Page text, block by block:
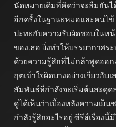
นัดหมายเดิมที่คิดว่าจะลืมกัน
อีกครั้งในฐานะหมอและคนไ
ปะทะกับความรับผิดชอบในห
ของเธอ ยิ่งทำให้บรรยากาศร
ด้วยความรู้สึกที่ไม่กล้าพูดออ
ฤตเข้าใจผิดบางอย่างเกี่ยวกับ
สัมพันธ์ที่กำลังจะเริ่มต้นสะดุด
ดูได้เห็นว่าเบื้องหลังความเย็
กำลังรู้สึกอะไรอยู่ ซีรีส์เรื่อง